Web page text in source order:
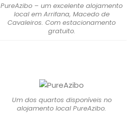
PureAzibo – um excelente alojamento
local em Arrifana, Macedo de
Cavaleiros. Com estacionamento
gratuito.
Um dos quartos disponíveis no
alojamento local PureAzibo.